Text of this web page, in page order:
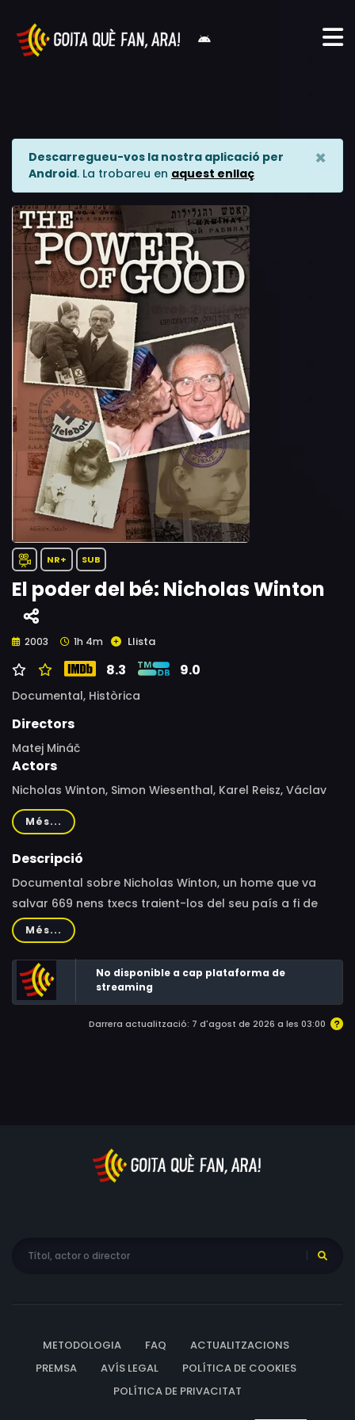
Descarregueu-vos la nostra aplicació per
Android. La trobareu en aquest enllaç
×
NR+ SUB
El poder del bé: Nicholas Winton
2003 1h 4m Llista
8.3 9.0
Documental, Històrica
Directors
Matej Mináč
Actors
Nicholas Winton, Simon Wiesenthal, Karel Reisz, Václav
Havel
Més...
Descripció
Documental sobre Nicholas Winton, un home que va
salvar 669 nens txecs traient-los del seu país a fi de
salvar-los de l’Holocaust nazi. Winton va mantenir la
seva impressionant història en secret durant més de
mig segle fins que va revelar-la a la seva esposa quan
aquesta va descobrir una maleta amb informació. Joe
Schlesinger, periodista de la CBS i un dels nens salvats
per Winton, és el conductor del film.
Més...
No disponible a cap plataforma de
streaming
Darrera actualització: 7 d'agost de 2026 a les 03:00
METODOLOGIA FAQ
ACTUALITZACIONS
PREMSA
AVÍS LEGAL
POLÍTICA DE COOKIES
POLÍTICA DE PRIVACITAT